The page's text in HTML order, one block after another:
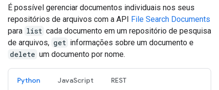
É possível gerenciar documentos individuais nos seus
repositórios de arquivos com a API File Search Documents
para list cada documento em um repositório de pesquisa
de arquivos, get informações sobre um documento e
delete um documento por nome.
Python JavaScript REST